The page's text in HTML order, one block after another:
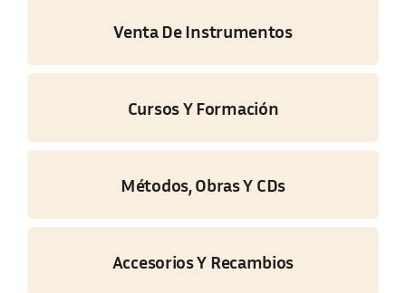
Venta De Instrumentos
Cursos Y Formación
Métodos, Obras Y CDs
Accesorios Y Recambios